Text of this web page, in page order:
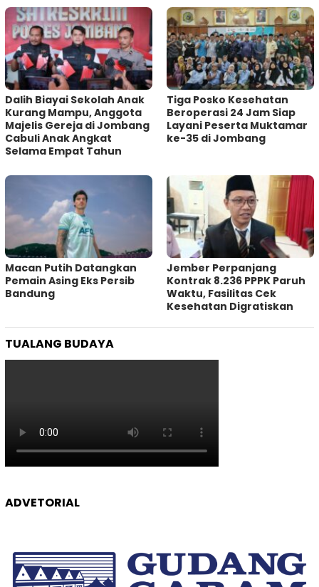
Dalih Biayai Sekolah Anak
Kurang Mampu, Anggota
Majelis Gereja di Jombang
Cabuli Anak Angkat
Selama Empat Tahun
Tiga Posko Kesehatan
Beroperasi 24 Jam Siap
Layani Peserta Muktamar
ke-35 di Jombang
Macan Putih Datangkan
Pemain Asing Eks Persib
Bandung
Jember Perpanjang
Kontrak 8.236 PPPK Paruh
Waktu, Fasilitas Cek
Kesehatan Digratiskan
TUALANG BUDAYA
ADVETORIAL